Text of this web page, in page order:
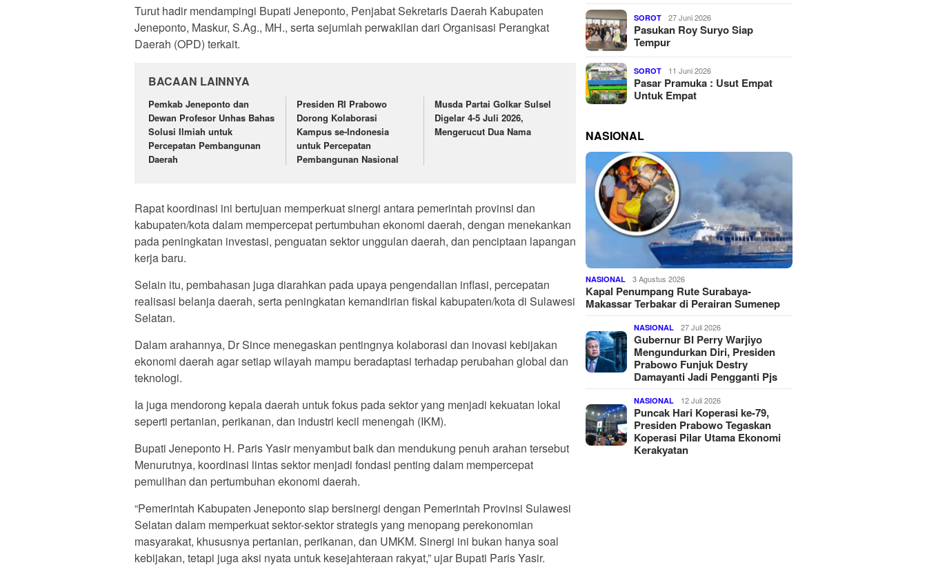
Turut hadir mendampingi Bupati Jeneponto, Penjabat Sekretaris Daerah Kabupaten
Jeneponto, Maskur, S.Ag., MH., serta sejumlah perwakilan dari Organisasi Perangkat
Daerah (OPD) terkait.
BACAAN LAINNYA
Pemkab Jeneponto dan
Dewan Profesor Unhas Bahas
Solusi Ilmiah untuk
Percepatan Pembangunan
Daerah
Presiden RI Prabowo
Dorong Kolaborasi
Kampus se-Indonesia
untuk Percepatan
Pembangunan Nasional
Musda Partai Golkar Sulsel
Digelar 4-5 Juli 2026,
Mengerucut Dua Nama
Rapat koordinasi ini bertujuan memperkuat sinergi antara pemerintah provinsi dan
kabupaten/kota dalam mempercepat pertumbuhan ekonomi daerah, dengan menekankan
pada peningkatan investasi, penguatan sektor unggulan daerah, dan penciptaan lapangan
kerja baru.
Selain itu, pembahasan juga diarahkan pada upaya pengendalian inflasi, percepatan
realisasi belanja daerah, serta peningkatan kemandirian fiskal kabupaten/kota di Sulawesi
Selatan.
Dalam arahannya, Dr Since menegaskan pentingnya kolaborasi dan inovasi kebijakan
ekonomi daerah agar setiap wilayah mampu beradaptasi terhadap perubahan global dan
teknologi.
Ia juga mendorong kepala daerah untuk fokus pada sektor yang menjadi kekuatan lokal
seperti pertanian, perikanan, dan industri kecil menengah (IKM).
Bupati Jeneponto H. Paris Yasir menyambut baik dan mendukung penuh arahan tersebut
Menurutnya, koordinasi lintas sektor menjadi fondasi penting dalam mempercepat
pemulihan dan pertumbuhan ekonomi daerah.
“Pemerintah Kabupaten Jeneponto siap bersinergi dengan Pemerintah Provinsi Sulawesi
Selatan dalam memperkuat sektor-sektor strategis yang menopang perekonomian
masyarakat, khususnya pertanian, perikanan, dan UMKM. Sinergi ini bukan hanya soal
kebijakan, tetapi juga aksi nyata untuk kesejahteraan rakyat,” ujar Bupati Paris Yasir.
SOROT 27 Juni 2026
Pasukan Roy Suryo Siap
Tempur
SOROT 11 Juni 2026
Pasar Pramuka : Usut Empat
Untuk Empat
NASIONAL
NASIONAL 3 Agustus 2026
Kapal Penumpang Rute Surabaya-
Makassar Terbakar di Perairan Sumenep
NASIONAL 27 Juli 2026
Gubernur BI Perry Warjiyo
Mengundurkan Diri, Presiden
Prabowo Funjuk Destry
Damayanti Jadi Pengganti Pjs
NASIONAL 12 Juli 2026
Puncak Hari Koperasi ke-79,
Presiden Prabowo Tegaskan
Koperasi Pilar Utama Ekonomi
Kerakyatan